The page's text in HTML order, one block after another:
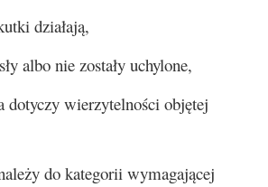
działają,
albo nie zostały uchylone,
dotyczy wierzytelności objętej
do kategorii wymagającej